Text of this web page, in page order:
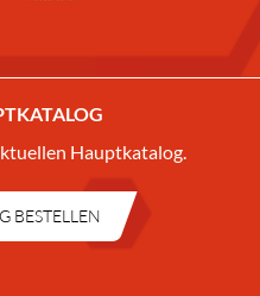
Hauptkatalog.
BESTELLEN